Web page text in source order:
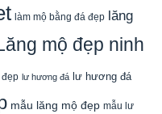
làm mộ bằng đá đẹp lăng
mộ đẹp ninh
đẹp lư hương đá lư hương đá
mẫu lăng mộ đẹp mẫu lư